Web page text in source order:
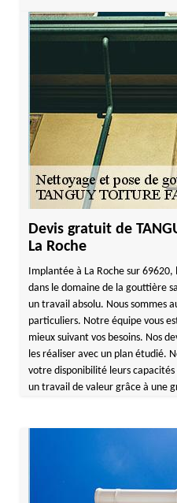
Devis gratuit de
La Roche
Implantée à La Roche sur
dans le domaine de la gouttière
un travail absolu. Nous sommes
particuliers. Notre équipe vous
mieux suivant vos besoins. Nos
les réaliser avec un plan étudié.
votre disponibilité leurs
un travail de valeur grâce à une